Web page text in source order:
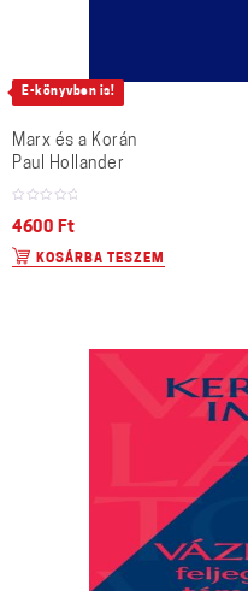
E-könyvben is!
Marx és a Korán
Paul Hollander
4600 Ft
KOSÁRBA TESZEM